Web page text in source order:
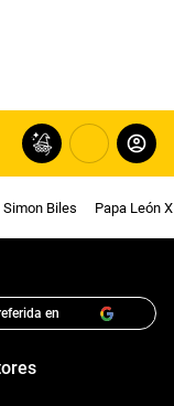
Simon Biles Papa León
en